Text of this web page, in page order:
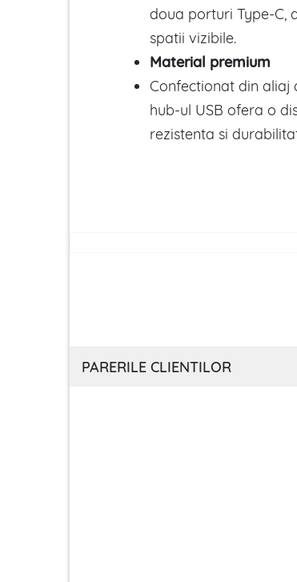
doua porturi Type-C,
spatii vizibile.
Material premium
Confectionat din aliaj
hub-ul USB ofera o
rezistenta si
PARERILE CLIENTILOR